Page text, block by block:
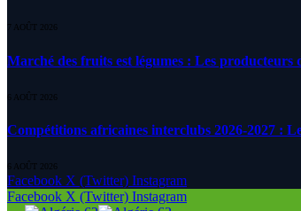
7 AOÛT 2026
Marché des fruits est légumes : Les
6 AOÛT 2026
Compétitions africaines interclubs 2026-2027 :
6 AOÛT 2026
Facebook X (Twitter) Instagram
Facebook X (Twitter) Instagram